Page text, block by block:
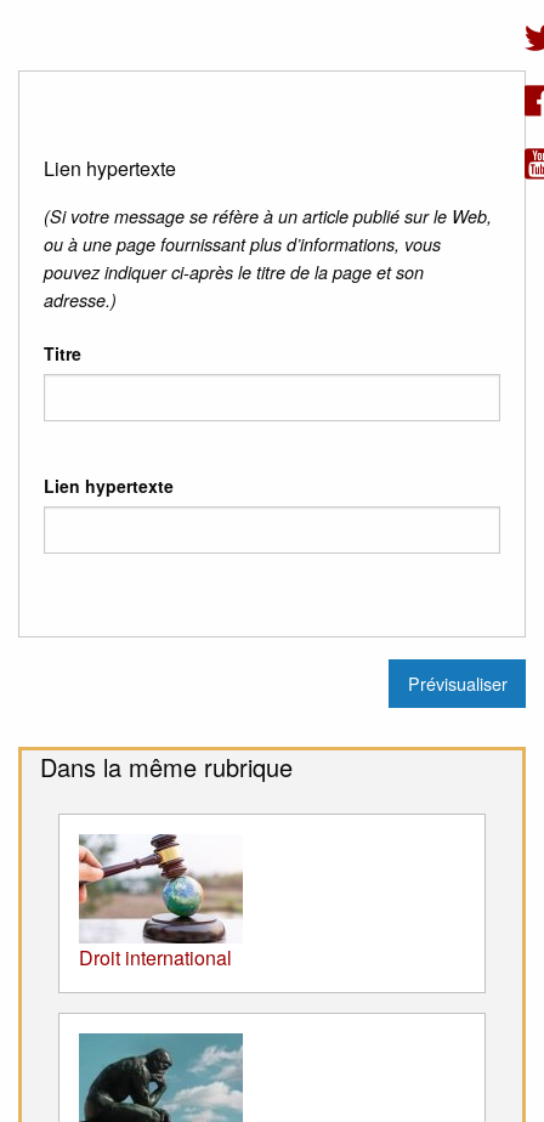
Lien hypertexte
(Si votre message se réfère à un article publié sur le Web,
ou à une page fournissant plus d’informations, vous
pouvez indiquer ci-après le titre de la page et son
adresse.)
Titre
Lien hypertexte
Dans la même rubrique
Droit international